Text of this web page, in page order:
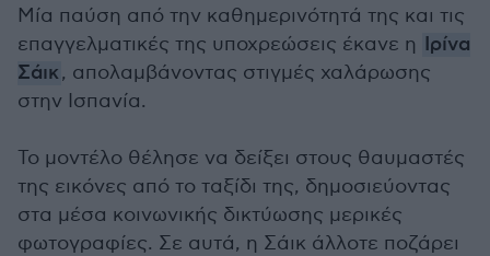
Μία παύση από την καθημερινότητά της και τις
επαγγελματικές της υποχρεώσεις έκανε η Ιρίνα
Σάικ, απολαμβάνοντας στιγμές χαλάρωσης
στην Ισπανία.
Το μοντέλο θέλησε να δείξει στους θαυμαστές
της εικόνες από το ταξίδι της, δημοσιεύοντας
στα μέσα κοινωνικής δικτύωσης μερικές
φωτογραφίες. Σε αυτά, η Σάικ άλλοτε ποζάρει